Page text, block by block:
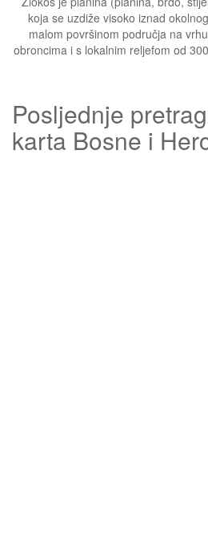
koja se uzdiže visoko iznad
malom površinom područja na
obroncima i s lokalnim reljefom od
Posljednje
karta Bosne i